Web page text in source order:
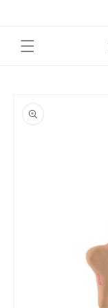
informazioni
sul prodotto